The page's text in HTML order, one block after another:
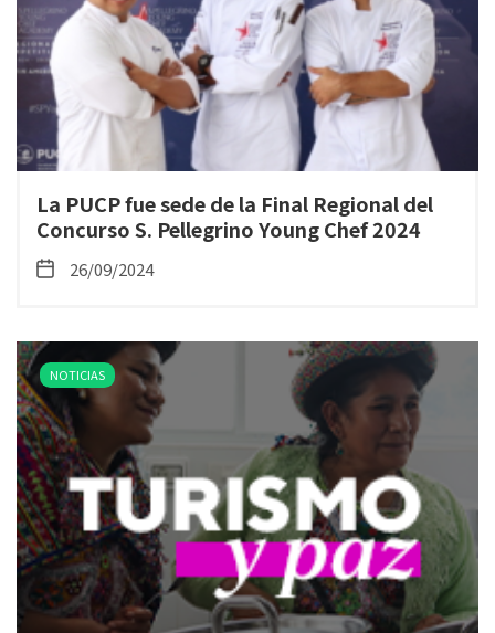
La PUCP fue sede de la Final Regional del
Concurso S. Pellegrino Young Chef 2024
26/09/2024
NOTICIAS